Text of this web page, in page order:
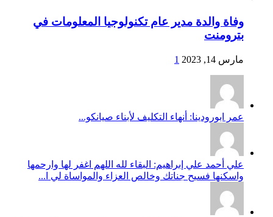
وفاة والدة مدير عام تكنولوجيا المعلومات في
بترومنت
مارس 14, 2023 1
عمر ابورودينا: أنهاء التكليف لأبناء صيانكو...
علي أحمد علي إبراهيم: البقاء لله اللهم اغفر لها وارحمها
واسكنها فسيح جناتك وخالص العزاء والمواساة لي ا...